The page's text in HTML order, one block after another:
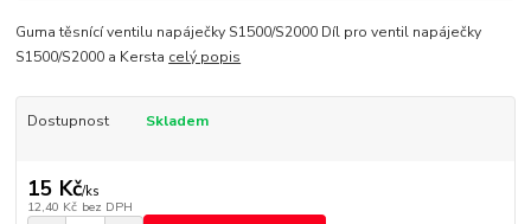
Guma těsnící ventilu napáječky S1500/S2000 Díl pro ventil napáječky
S1500/S2000 a Kersta celý popis
Dostupnost Skladem
15 Kč/ks
12,40 Kč bez DPH